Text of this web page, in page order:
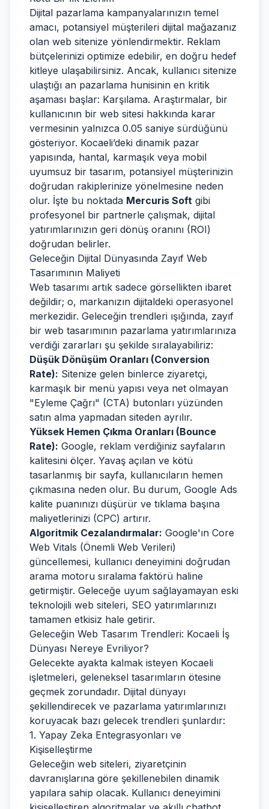
Dijital pazarlama kampanyalarınızın temel
amacı, potansiyel müşterileri dijital mağazanız
olan web sitenize yönlendirmektir. Reklam
bütçelerinizi optimize edebilir, en doğru hedef
kitleye ulaşabilirsiniz. Ancak, kullanıcı sitenize
ulaştığı an pazarlama hunisinin en kritik
aşaması başlar: Karşılama. Araştırmalar, bir
kullanıcının bir web sitesi hakkında karar
vermesinin yalnızca 0.05 saniye sürdüğünü
gösteriyor. Kocaeli’deki dinamik pazar
yapısında, hantal, karmaşık veya mobil
uyumsuz bir tasarım, potansiyel müşterinizin
doğrudan rakiplerinize yönelmesine neden
olur. İşte bu noktada Mercuris Soft gibi
profesyonel bir partnerle çalışmak, dijital
yatırımlarınızın geri dönüş oranını (ROI)
doğrudan belirler.
Geleceğin Dijital Dünyasında Zayıf Web
Tasarımının Maliyeti
Web tasarımı artık sadece görsellikten ibaret
değildir; o, markanızın dijitaldeki operasyonel
merkezidir. Geleceğin trendleri ışığında, zayıf
bir web tasarımının pazarlama yatırımlarınıza
verdiği zararları şu şekilde sıralayabiliriz:
Düşük Dönüşüm Oranları (Conversion
Rate): Sitenize gelen binlerce ziyaretçi,
karmaşık bir menü yapısı veya net olmayan
"Eyleme Çağrı" (CTA) butonları yüzünden
satın alma yapmadan siteden ayrılır.
Yüksek Hemen Çıkma Oranları (Bounce
Rate): Google, reklam verdiğiniz sayfaların
kalitesini ölçer. Yavaş açılan ve kötü
tasarlanmış bir sayfa, kullanıcıların hemen
çıkmasına neden olur. Bu durum, Google Ads
kalite puanınızı düşürür ve tıklama başına
maliyetlerinizi (CPC) artırır.
Algoritmik Cezalandırmalar: Google'ın Core
Web Vitals (Önemli Web Verileri)
güncellemesi, kullanıcı deneyimini doğrudan
arama motoru sıralama faktörü haline
getirmiştir. Geleceğe uyum sağlayamayan eski
teknolojili web siteleri, SEO yatırımlarınızı
tamamen etkisiz hale getirir.
Geleceğin Web Tasarım Trendleri: Kocaeli İş
Dünyası Nereye Evriliyor?
Gelecekte ayakta kalmak isteyen Kocaeli
işletmeleri, geleneksel tasarımların ötesine
geçmek zorundadır. Dijital dünyayı
şekillendirecek ve pazarlama yatırımlarınızı
koruyacak bazı gelecek trendleri şunlardır:
1. Yapay Zeka Entegrasyonları ve
Kişiselleştirme
Geleceğin web siteleri, ziyaretçinin
davranışlarına göre şekillenebilen dinamik
yapılara sahip olacak. Kullanıcı deneyimini